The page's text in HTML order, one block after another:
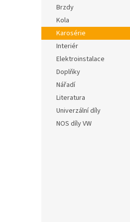
l
Brzdy
Kola
Karosérie
Interiér
Elektroinstalace
Doplňky
Nářadí
Literatura
Univerzální díly
NOS díly VW